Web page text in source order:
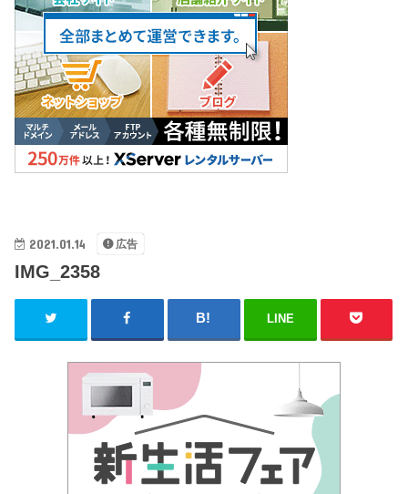
2021.01.14 広告
IMG_2358
LINE